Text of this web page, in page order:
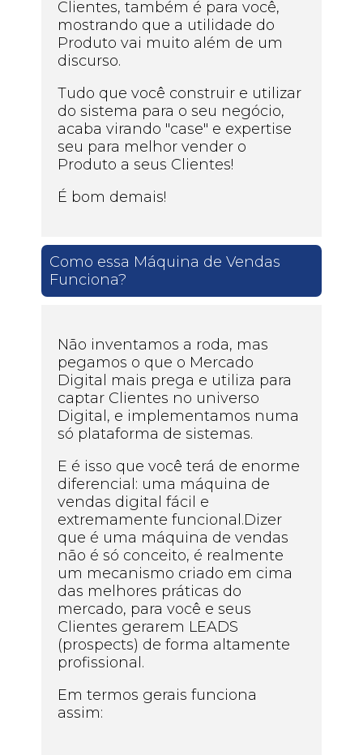
Clientes, também é para você,
mostrando que a utilidade do
Produto vai muito além de um
discurso.
Tudo que você construir e utilizar
do sistema para o seu negócio,
acaba virando "case" e expertise
seu para melhor vender o
Produto a seus Clientes!
É bom demais!
Como essa Máquina de Vendas
Funciona?
Não inventamos a roda, mas
pegamos o que o Mercado
Digital mais prega e utiliza para
captar Clientes no universo
Digital, e implementamos numa
só plataforma de sistemas.
E é isso que você terá de enorme
diferencial: uma máquina de
vendas digital fácil e
extremamente funcional.Dizer
que é uma máquina de vendas
não é só conceito, é realmente
um mecanismo criado em cima
das melhores práticas do
mercado, para você e seus
Clientes gerarem LEADS
(prospects) de forma altamente
profissional.
Em termos gerais funciona
assim: